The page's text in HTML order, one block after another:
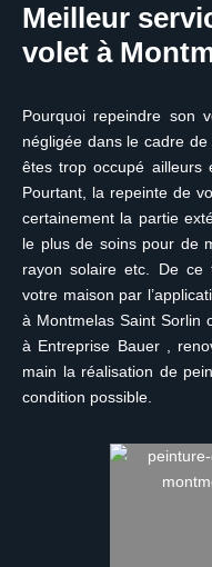
Meilleur
volet à
Pourquoi repeindre son
négligée dans le cadre
êtes trop occupé ailleurs
Pourtant, la repeinte de
certainement la partie
le plus de soins pour de
rayon solaire etc. De
votre maison par
à Montmelas Saint Sorlin
à Entreprise Bauer ,
main la réalisation de
condition possible.